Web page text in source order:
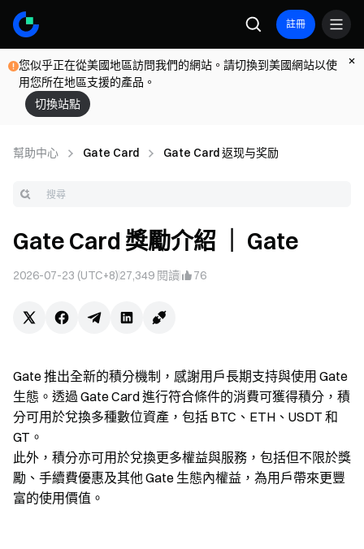
註冊
您似乎正在從美國地區訪問我們的網站。請切換到美國網站以使
用您所在地區支援的產品。
切換站點
幫助中心 Gate Card Gate Card 返现与奖励
Gate Card 獎勵介紹 ｜ Gate
2026-07-23 (UTC+8)27,349 閱讀 76
Gate 推出全新的積分機制，感謝用戶長期支持與使用 Gate
生態。透過 Gate Card 進行符合條件的消費可獲得積分，積
分可用於兌換多種數位資產，包括 BTC、ETH、USDT 和
GT。
此外，積分亦可用於兌換更多權益與服務，包括但不限於獎
勵、手續費優惠及其他 Gate 生態內權益，為用戶帶來更豐
富的使用價值。